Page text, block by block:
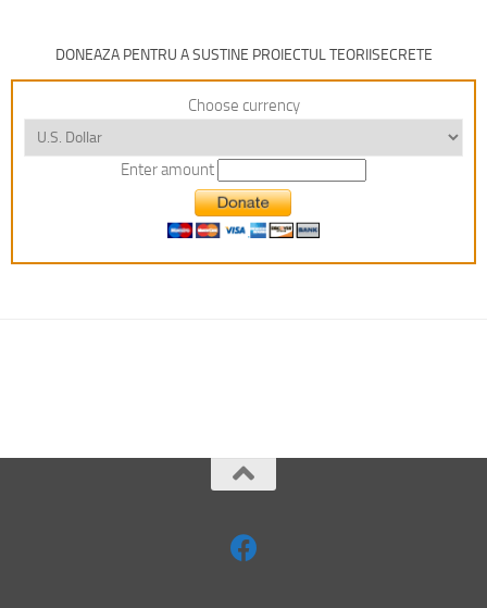
DONEAZA PENTRU A SUSTINE PROIECTUL TEORIISECRETE
Choose currency
Enter amount